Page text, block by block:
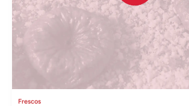
Frescos